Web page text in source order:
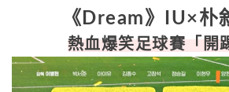
《Dream》IU×朴
熱血爆笑足球賽「開